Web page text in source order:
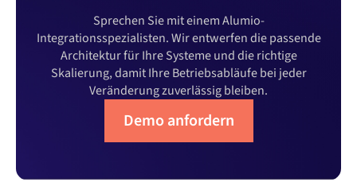
Sprechen Sie mit einem Alumio-
Integrationsspezialisten. Wir entwerfen die passende
Architektur für Ihre Systeme und die richtige
Skalierung, damit Ihre Betriebsabläufe bei jeder
Veränderung zuverlässig bleiben.
Demo anfordern